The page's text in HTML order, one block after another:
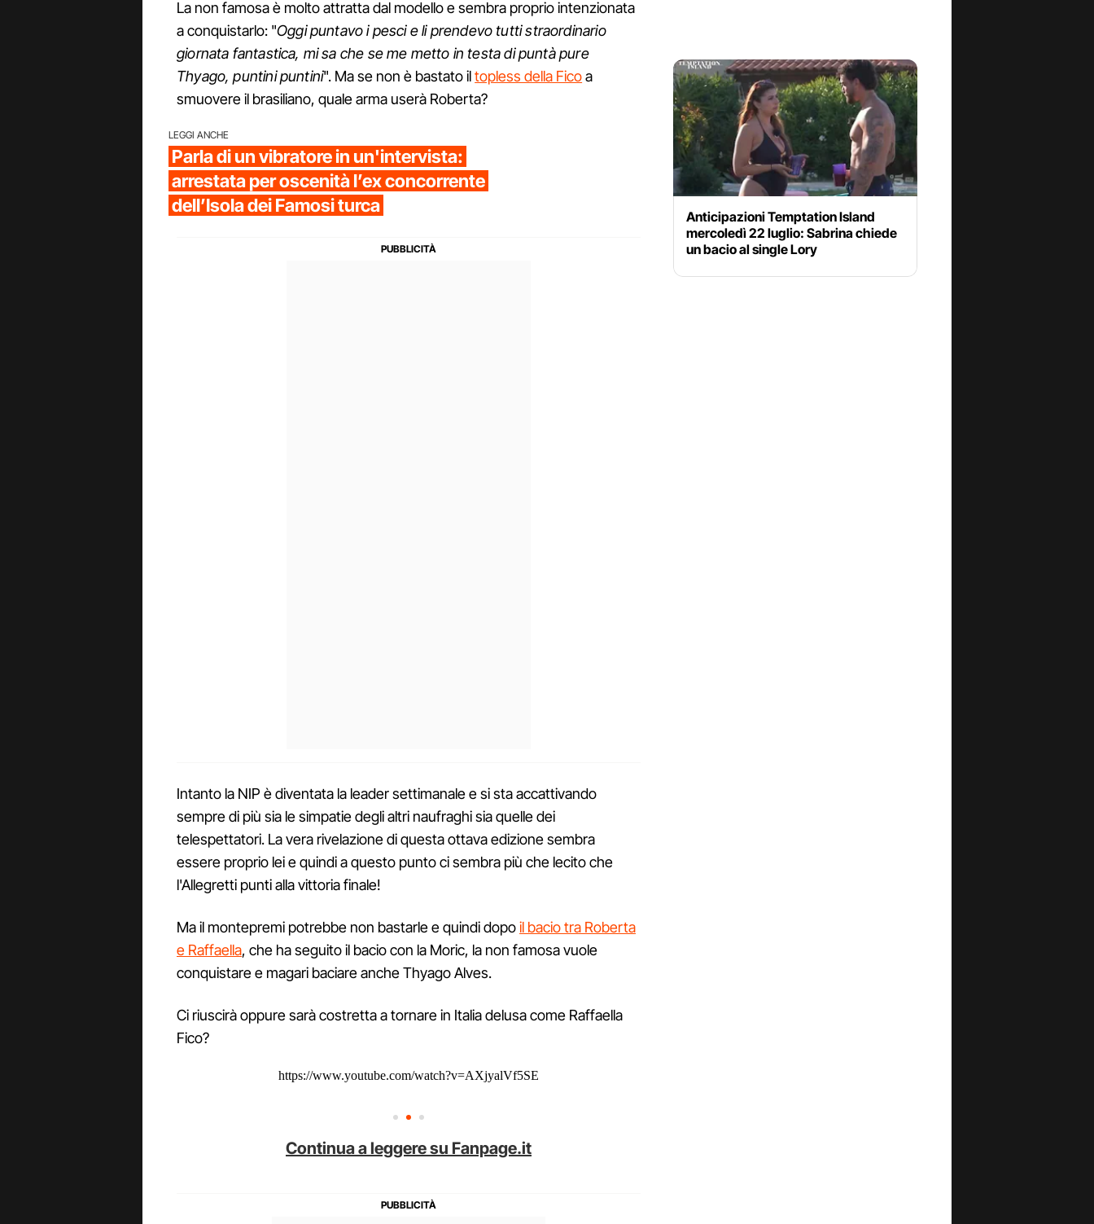
La non famosa è molto attratta dal modello e sembra proprio intenzionata
a conquistarlo: "Oggi puntavo i pesci e li prendevo tutti straordinario
giornata fantastica, mi sa che se me metto in testa di puntà pure
Thyago, puntini puntini". Ma se non è bastato iltopless della Ficoa
smuovere il brasiliano, quale arma userà Roberta?
LEGGI ANCHE
Parla di un vibratore in un'intervista:
arrestata per oscenità l’ex concorrente
dell’Isola dei Famosi turca
Intanto la NIP è diventata la leader settimanale e si sta accattivando
sempre di più sia le simpatie degli altri naufraghi sia quelle dei
telespettatori. La vera rivelazione di questa ottava edizione sembra
essere proprio lei e quindi a questo punto ci sembra più che lecito che
l'Allegretti punti alla vittoria finale!
Ma il montepremi potrebbe non bastarle e quindi dopoil bacio tra Roberta
e Raffaella, che ha seguito il bacio con la Moric, la non famosa vuole
conquistare e magari baciare anche Thyago Alves.
Ci riuscirà oppure sarà costretta a tornare in Italia delusa come Raffaella
Fico?
https://www.youtube.com/watch?v=AXjyalVf5SE
Continua a leggere su Fanpage.it
Anticipazioni Temptation Island
mercoledì 22 luglio: Sabrina chiede
un bacio al single Lory